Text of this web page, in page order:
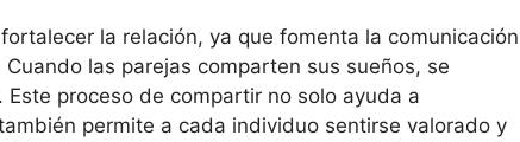
la relación, ya que fomenta la comunicación
las parejas comparten sus sueños, se
proceso de compartir no solo ayuda a
permite a cada individuo sentirse valorado y